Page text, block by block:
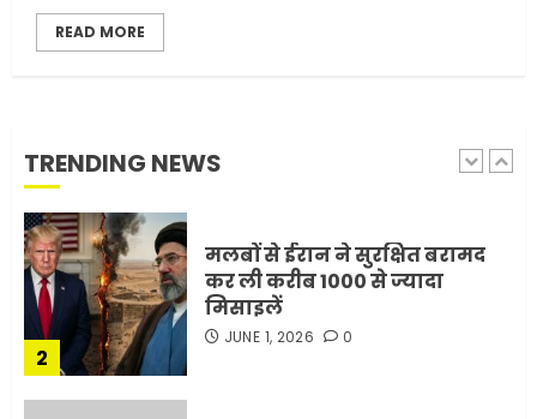
READ MORE
TRENDING NEWS
1
2
मलबों से ईरान ने सुरक्षित बरामद
कर ली करीब 1000 से ज्यादा
मिसाइलें
JUNE 1, 2026 0